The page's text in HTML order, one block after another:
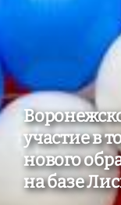
участие в
нового
на базе